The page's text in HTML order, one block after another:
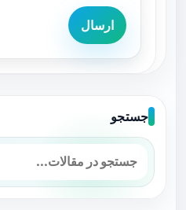
ارسال
جستجو